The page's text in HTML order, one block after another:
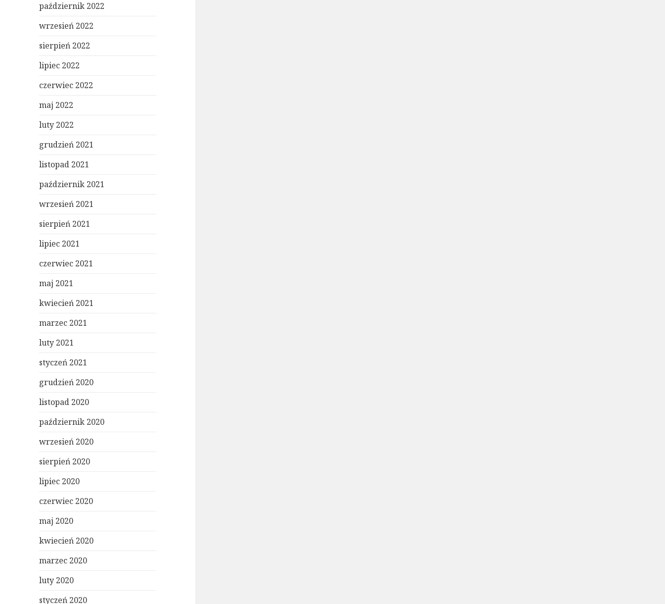
październik 2022
wrzesień 2022
sierpień 2022
lipiec 2022
czerwiec 2022
maj 2022
luty 2022
grudzień 2021
listopad 2021
październik 2021
wrzesień 2021
sierpień 2021
lipiec 2021
czerwiec 2021
maj 2021
kwiecień 2021
marzec 2021
luty 2021
styczeń 2021
grudzień 2020
listopad 2020
październik 2020
wrzesień 2020
sierpień 2020
lipiec 2020
czerwiec 2020
maj 2020
kwiecień 2020
marzec 2020
luty 2020
styczeń 2020